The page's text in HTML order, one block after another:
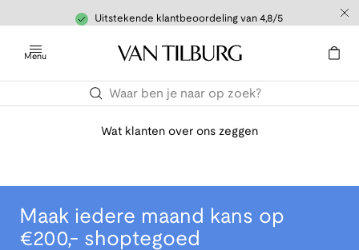
Uitstekende klantbeoordeling van 4,8/5
Menu
Wat klanten over ons zeggen
Maak iedere maand kans op
€200,- shoptegoed